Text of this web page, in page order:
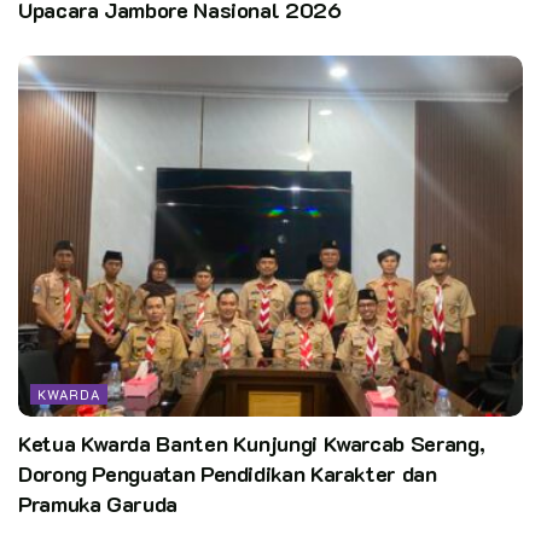
Upacara Jambore Nasional 2026
KWARDA
Ketua Kwarda Banten Kunjungi Kwarcab Serang,
Dorong Penguatan Pendidikan Karakter dan
Pramuka Garuda